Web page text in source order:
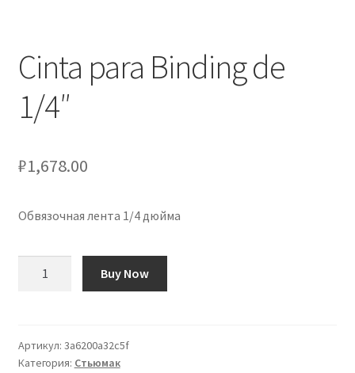
Cinta para Binding de
1/4″
₽1,678.00
Обвязочная лента 1/4 дюйма
Binding
de
Buy Now
Артикул: 3a6200a32c5f
Категория: Стьюмак